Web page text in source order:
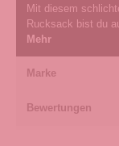
Mit diesem
Rucksack bist du
Mehr
Marke
Bewertungen